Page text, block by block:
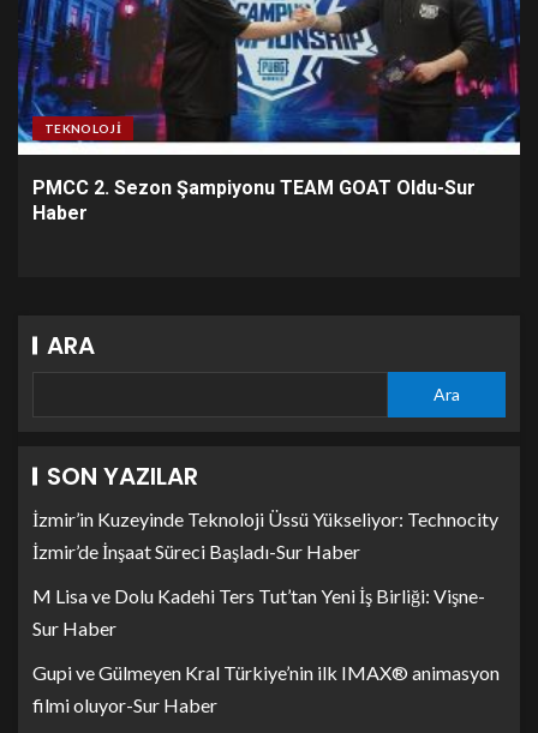
TEKNOLOJI
PMCC 2. Sezon Şampiyonu TEAM GOAT Oldu-Sur
Haber
ARA
Ara
SON YAZILAR
İzmir’in Kuzeyinde Teknoloji Üssü Yükseliyor: Technocity
İzmir’de İnşaat Süreci Başladı-Sur Haber
M Lisa ve Dolu Kadehi Ters Tut’tan Yeni İş Birliği: Vişne-
Sur Haber
Gupi ve Gülmeyen Kral Türkiye’nin ilk IMAX® animasyon
filmi oluyor-Sur Haber